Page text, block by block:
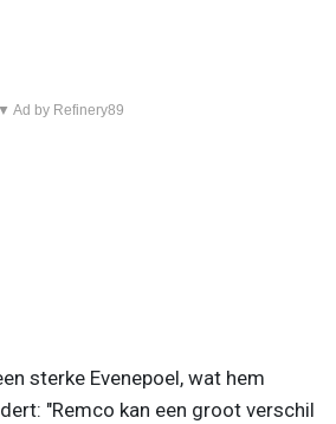
▼ Ad by Refinery89
sterke Evenepoel, wat hem
"Remco kan een groot verschil